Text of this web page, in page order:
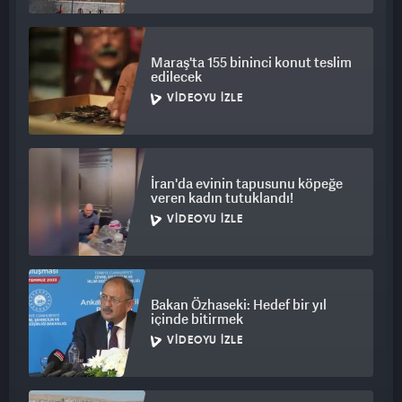
Maraş'ta 155 bininci konut teslim
edilecek
VIDEOYU İZLE
İran'da evinin tapusunu köpeğe
veren kadın tutuklandı!
VIDEOYU İZLE
Bakan Özhaseki: Hedef bir yıl
içinde bitirmek
VIDEOYU İZLE